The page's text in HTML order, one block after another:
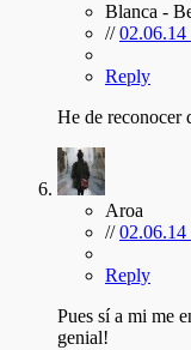
Blanca -
//02.06.14
Reply
He de reconocer
Aroa
//02.06.14
Reply
Pues sí a mi me
genial!